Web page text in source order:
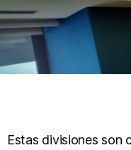
Estas divisiones son